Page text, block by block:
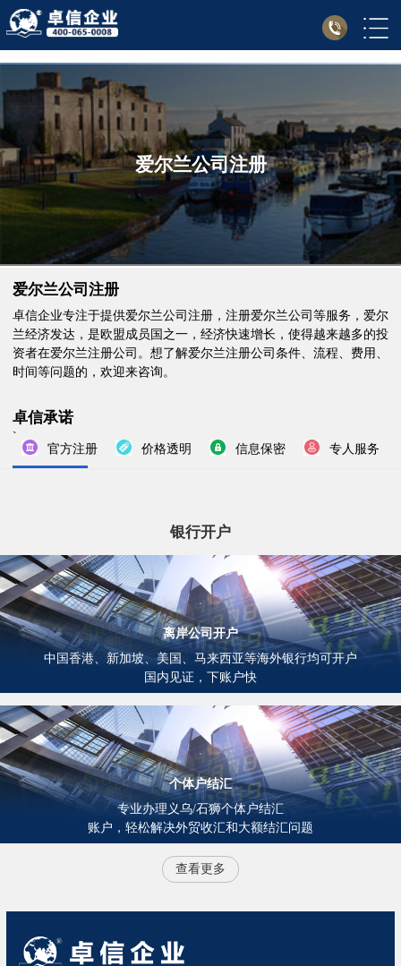
爱尔兰公司注册
爱尔兰公司注册
卓信企业专注于提供爱尔兰公司注册，注册爱尔兰公司等服务，爱尔
兰经济发达，是欧盟成员国之一，经济快速增长，使得越来越多的投
资者在爱尔兰注册公司。想了解爱尔兰注册公司条件、流程、费用、
时间等问题的，欢迎来咨询。
卓信承诺
`
官方注册
价格透明 信息保密 专人服务
银行开户
离岸公司开户
中国香港、新加坡、美国、马来西亚等海外银行均可开户
国内见证，下账户快
个体户结汇
专业办理义乌/石狮个体户结汇
账户，轻松解决外贸收汇和大额结汇问题
查看更多